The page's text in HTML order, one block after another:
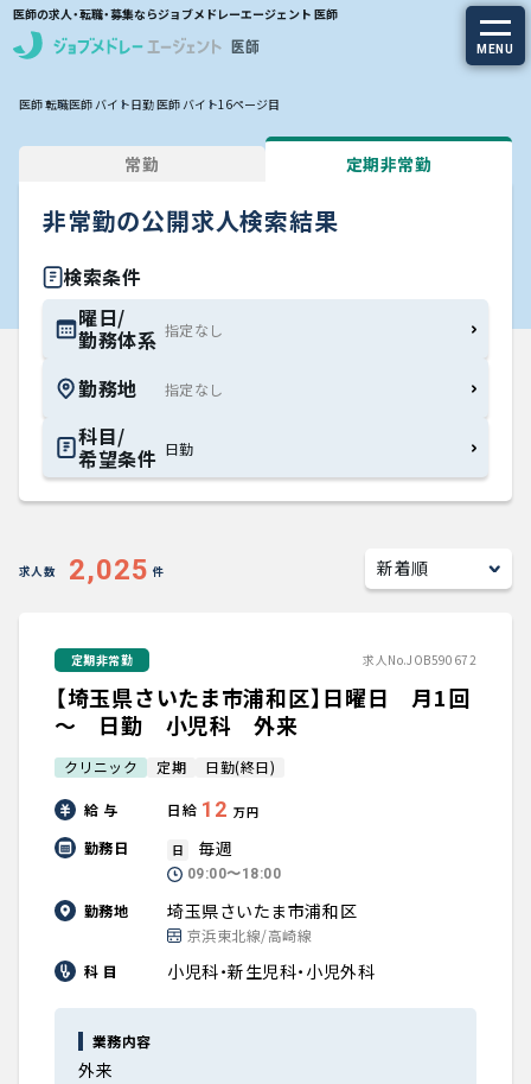
医師の求人・転職・募集ならジョブメドレーエージェント 医師
MENU
求人を探す
常勤の求人
定期非常勤の求人
特集から探す
エージェントサービス
エージェントサービスTOP
キャリアアドバイザー紹介
知りたい・聞きたい
医師の転職マニュアル
データで見る医師の平均年収
医師に役立つ取材記事
大学医局紹介
医師 転職医師 バイト日勤 医師 バイト16ページ目
常勤 定期非常勤
非常勤の公開求人検索結果
検索条件
曜日/
勤務体系
勤務地
科目/
希望条件 日勤
求人数 2,025 件
定期非常勤 求人No.JOB590672
【埼玉県さいたま市浦和区】日曜日 月1回
～ 日勤 小児科 外来
クリニック 定期 日勤(終日)
給 与 日給 12 万円
勤務日 日 毎週
09:00〜18:00
勤務地 埼玉県さいたま市浦和区
京浜東北線/高崎線
科 目
小児科・新生児科・小児外科
業務内容
外来